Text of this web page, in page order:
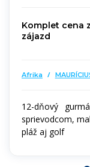
Komplet cena
zájazd
Afrika /
12-dňový
sprievodcom,
pláž aj golf